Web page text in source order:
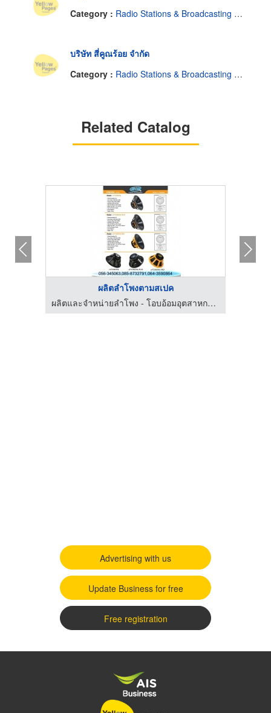
Category : Radio Stations & Broadcasting Companies
บริษัท สี่คูณร้อย จำกัด
Category : Radio Stations & Broadcasting Companies
Related Catalog
ผลิตลำโพงตามสเปค
ผลิตและจำหน่ายลำโพง - โอบอ้อมอุตสาหกรรม
Advertising with us
Update Business for free
Free registration